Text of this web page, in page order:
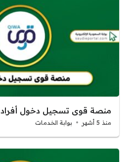
منصة قوى تسجيل دخول أفراد
منذ 5 أشهر بوابة الخدمات